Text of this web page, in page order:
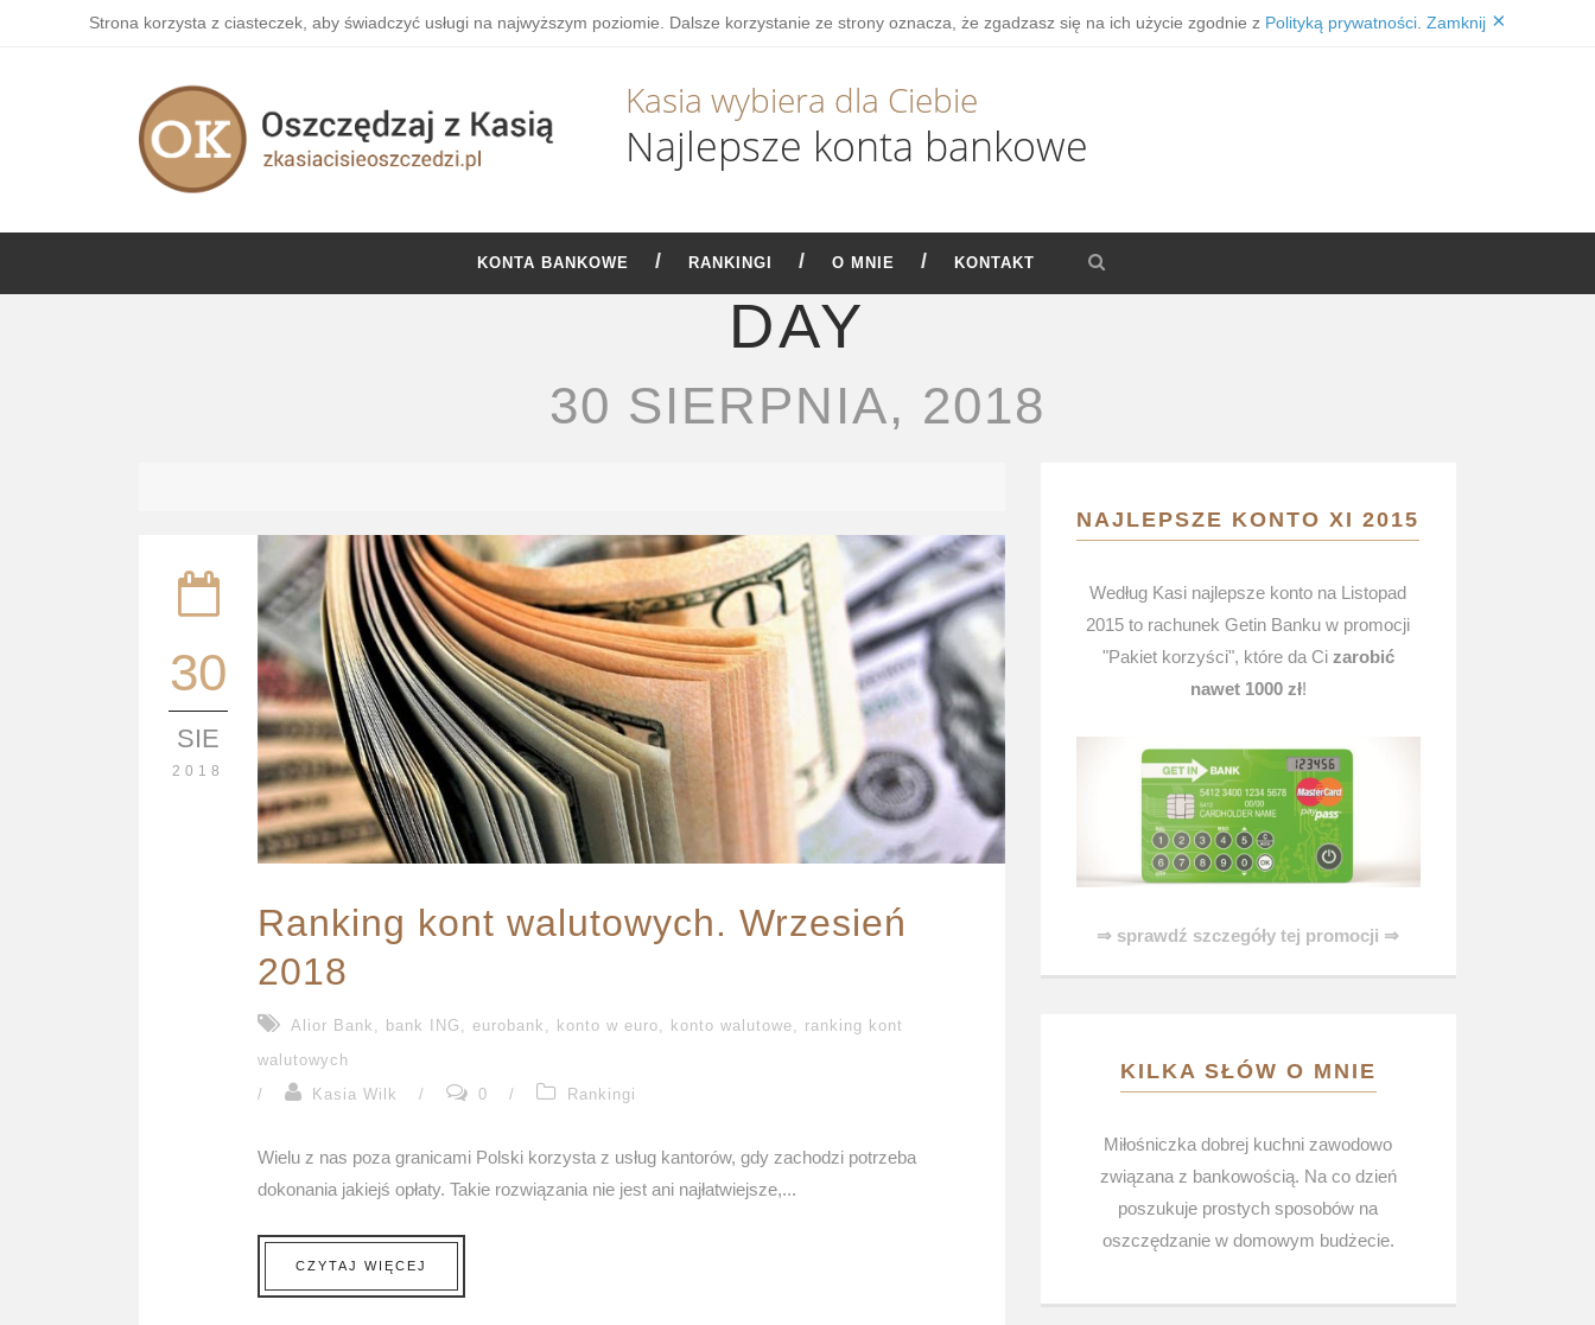
Strona korzysta z ciasteczek, aby świadczyć usługi na najwyższym poziomie. Dalsze korzystanie ze strony oznacza, że zgadzasz się na ich użycie zgodnie z Polityką prywatności Zamknij ×
Kasia wybiera dla Ciebie
Najlepsze konta bankowe
KONTA BANKOWE RANKINGI O MNIE KONTAKT
DAY
30 SIERPNIA, 2018
30
SIE
2018
Ranking kont walutowych. Wrzesień
2018
Alior Bank , bank ING , eurobank , konto w euro, konto walutowe, ranking kont
walutowych
/
Kasia Wilk / 0 / Rankingi
Wielu z nas poza granicami Polski korzysta z usług kantorów, gdy zachodzi potrzeba
dokonania jakiejś opłaty. Takie rozwiązania nie jest ani najłatwiejsze,...
CZYTAJ WIĘCEJ
NAJLEPSZE KONTO XI 2015
Według Kasi najlepsze konto na Listopad
2015 to rachunek Getin Banku w promocji
"Pakiet korzyści", które da Ci zarobić
nawet 1000 zł!
⇒ sprawdź szczegóły tej promocji ⇒
KILKA SŁÓW O MNIE
Miłośniczka dobrej kuchni zawodowo
związana z bankowością. Na co dzień
poszukuje prostych sposobów na
oszczędzanie w domowym budżecie.